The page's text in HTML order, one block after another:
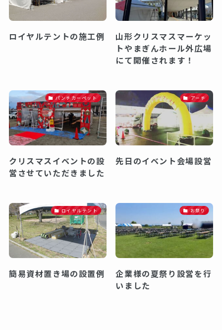
ロイヤルテントの施工例
山形クリスマスマーケッ
トやまぎんホール外広場
にて開催されます！
パンチカーペット
クリスマスイベントの設
営させていただきました
アーチ
先日のイベント会場設営
ロイヤルテント
簡易資材置き場の設置例
お祭り
企業様の夏祭り設営を行
いました️